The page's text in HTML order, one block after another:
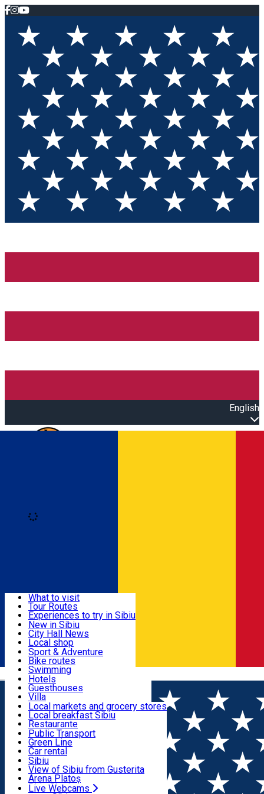
English
Română
Useful info
Activities & Adventure
Accommodation
Food, Drinks & Nightlife
Transport & Parking
Live Webcams
What to visit
Tour Routes
Experiences to try in Sibiu
Podcast
Culture
Museums
Churches
Parks, Zoo
County of Sibiu
New in Sibiu
City Hall News
Local shop
Sibiu artisans
Sibiul Verde
Public services
Education
How do I get to Sibiu
Tourist Info
Tour Guides
Guided tours
Publicații locale
Beauty salons
Sport & Adventure
Bike routes
Swimming
Riding
Indoor activities
Loc de joacă indoor
Loc de joacă outdoor
Ski
Ice skating
Yoga
Hotels
Guesthouses
Villa
Hostels
Motel
Camping
Renting rooms
Rooms for rent
Accommodation outside Sibiu
Local markets and grocery stores
Local breakfast Sibiu
Restaurante
Pizza
Fast Food
Coffee
Sweets
Pub, Bar
Night clubs
Bakeries
Public Transport
Green Line
Car rental
Rent a bike
Scooter rentals
Taxi
Ride Sharing
Sibiu
View of Sibiu from Gusterita
Arena Platoș
Live Webcams